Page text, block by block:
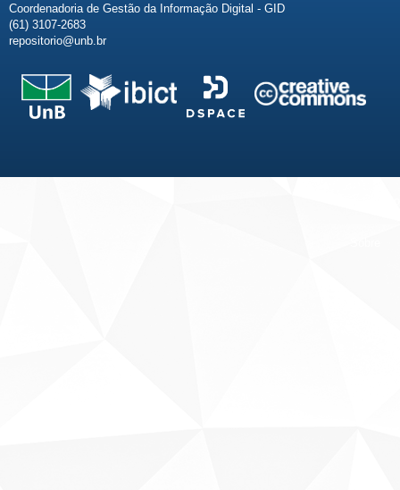
Coordenadoria de Gestão da Informação Digital - GID
(61) 3107-2683
repositorio@unb.br